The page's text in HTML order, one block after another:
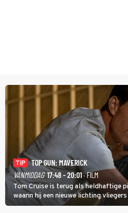
TIP
TOP GUN: MAVERICK
VANMIDDAG 17:48 - 20:01· FILM
Tom Cruise is terug als heldhaftige
waarin hij een nieuwe lichting
werk.